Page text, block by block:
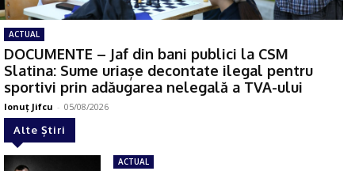
ACTUAL
DOCUMENTE – Jaf din bani publici la CSM
Slatina: Sume uriașe decontate ilegal pentru
sportivi prin adăugarea nelegală a TVA-ului
Ionuţ Jifcu - 05/08/2026
Alte Știri
ACTUAL